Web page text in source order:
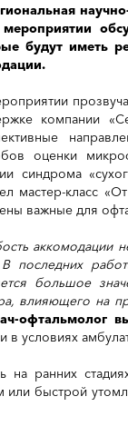
будут иметь
компании
оценки
синдрома
мастер-класс
важные для
аккомодации
последних
большое
влияющего на
офтальмолог
в условиях
на ранних
быстрой